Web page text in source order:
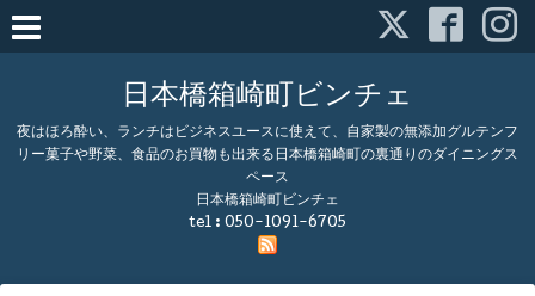
日本橋箱崎町ビンチェ
夜はほろ酔い、ランチはビジネスユースに使えて、自家製の無添加グルテンフ
リー菓子や野菜、食品のお買物も出来る日本橋箱崎町の裏通りのダイニングス
ペース
日本橋箱崎町ビンチェ
tel : 050-1091-6705